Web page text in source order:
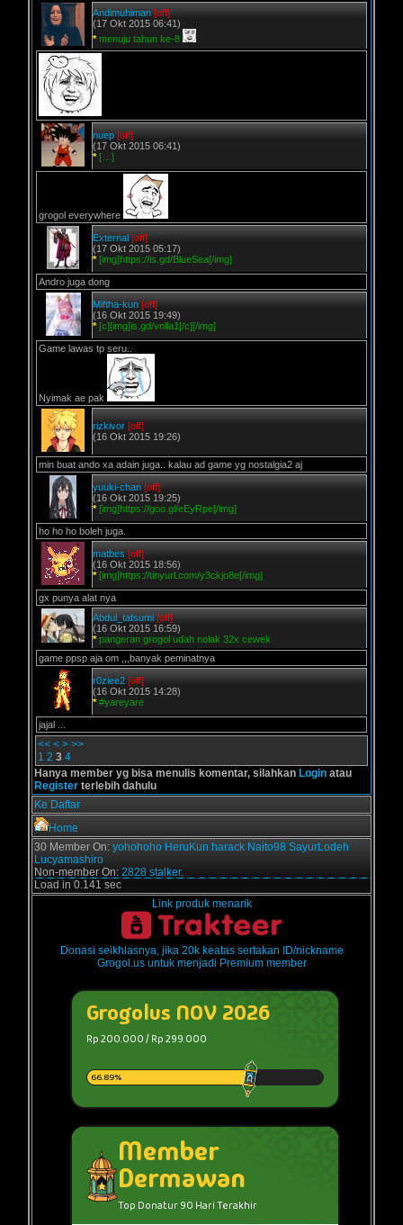
Andimuhiman [off]
(17 Okt 2015 06:41)
* menuju tahun ke-8
nuep [off]
(17 Okt 2015 06:41)
* […]
grogol everywhere
External [off]
(17 Okt 2015 05:17)
* [img]https://is.gd/BlueSea[/img]
Andro juga dong
Miftha-kun [off]
(16 Okt 2015 19:49)
* [c][img]is.gd/vnlla1[/c][/img]
Game lawas tp seru..
Nyimak ae pak
rizkivor [off]
(16 Okt 2015 19:26)
min buat ando xa adain juga.. kalau ad game yg nostalgia2 aj
yuuki-chan [off]
(16 Okt 2015 19:25)
* [img]https://goo.gl/eEyRpe[/img]
ho ho ho boleh juga.
matbes [off]
(16 Okt 2015 18:56)
* [img]https://tinyurl.com/y3ckjo8e[/img]
gx punya alat nya
Abdul_tatsumi [off]
(16 Okt 2015 16:59)
* pangeran grogol udah nolak 32x cewek
game ppsp aja om ,,,banyak peminatnya
r0ziee2 [off]
(16 Okt 2015 14:28)
* #yareyare
jajal ...
<< < > >>
1 2 3 4
Hanya member yg bisa menulis komentar, silahkan Login atau
Register terlebih dahulu
Ke Daftar
Home
30 Member On: yohohoho HeruKun harack Naito98 SayurLodeh
Lucyamashiro
Non-member On: 2828 stalker.
Load in 0.141 sec
Link produk menarik
Donasi seikhlasnya, jika 20k keatas sertakan ID/nickname
Grogol.us untuk menjadi Premium member